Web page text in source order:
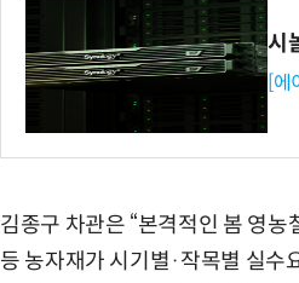
시
[에
김종구 차관은 “본격적인 봄 영
등 농자재가 시기별·작목별 실수